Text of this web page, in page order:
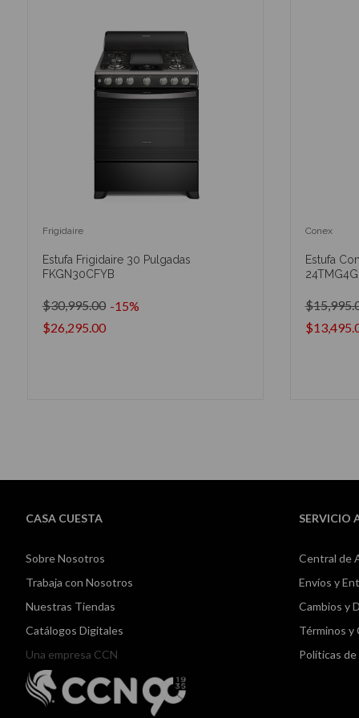
Frigidaire
Estufa Frigidaire 30 Pulgadas
FKGN30CFYB
$26,295.00
$30,995.00 -15%
Conex
Estufa
CASA CUESTA
Sobre Nosotros
Trabaja con Nosotros
Nuestras Tiendas
Catálogos Digitales
Una empresa CCN
SERVICIO
Central de
Envíos y
Cambios y
Términos y
Políticas